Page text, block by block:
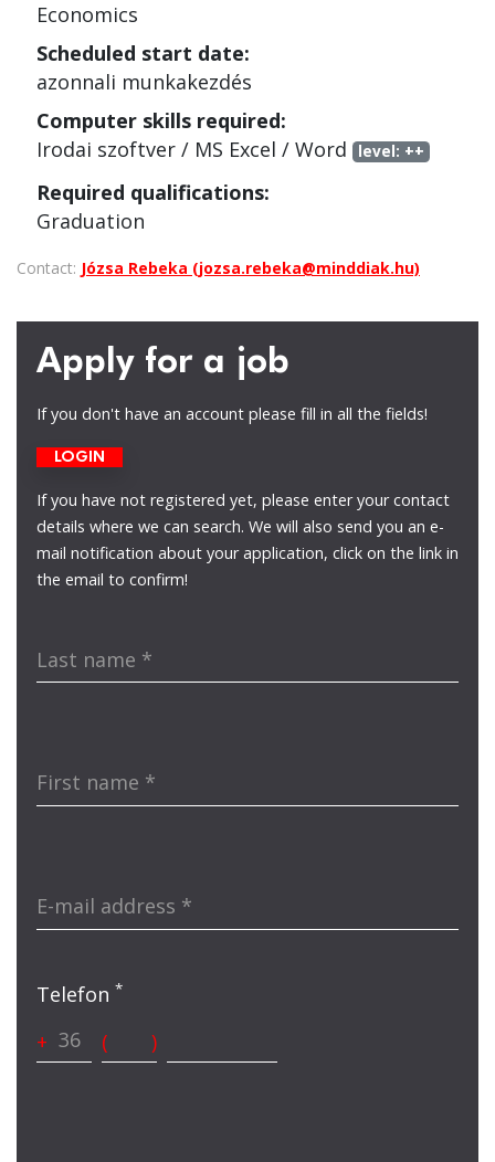
Economics
Scheduled start date:
azonnali munkakezdés
Computer skills required:
Irodai szoftver / MS Excel / Word level: ++
Required qualifications:
Graduation
Contact: Józsa Rebeka (jozsa.rebeka@minddiak.hu)
Apply for a job
If you don't have an account please fill in all the fields!
LOGIN
If you have not registered yet, please enter your contact
details where we can search. We will also send you an e-
mail notification about your application, click on the link in
the email to confirm!
Last name *
First name *
E-mail address *
Telefon *
+ ( )